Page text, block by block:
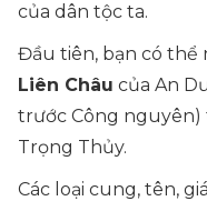
của dân tộc ta.
Đầu tiên, bạn có thể
Liên Châu của An
trước Công
Trọng Thủy.
Các loại cung, tên,